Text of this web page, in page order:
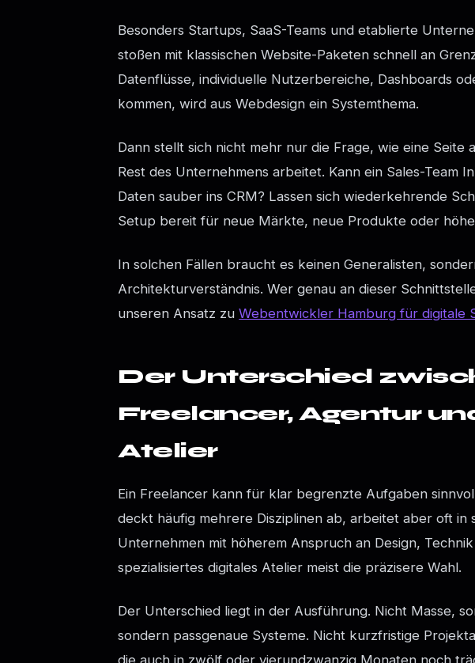
Besonders Startups, SaaS-Teams und etablierte
stoßen mit klassischen Website-Paketen schnell an
Datenflüsse, individuelle Nutzerbereiche, Dashboards
kommen, wird aus Webdesign ein Systemthema.
Dann stellt sich nicht mehr nur die Frage, wie eine Seite
Rest des Unternehmens arbeitet. Kann ein Sales-Team
Daten sauber ins CRM? Lassen sich wiederkehrende
Setup bereit für neue Märkte, neue Produkte oder
In solchen Fällen braucht es keinen Generalisten,
Architekturverständnis. Wer genau an dieser
unseren Ansatz zuWebentwickler Hamburg für digitale
Der Unterschied
Freelancer, Agentur
Atelier
Ein Freelancer kann für klar begrenzte Aufgaben
deckt häufig mehrere Disziplinen ab, arbeitet aber oft in
Unternehmen mit höherem Anspruch an Design,
spezialisiertes digitales Atelier meist die präzisere Wahl.
Der Unterschied liegt in der Ausführung. Nicht Masse,
sondern passgenaue Systeme. Nicht kurzfristige
die auch in zwölf oder vierundzwanzig Monaten noch